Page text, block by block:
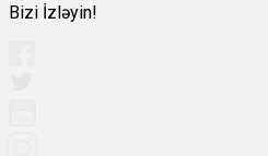
Bizi İzləyin!